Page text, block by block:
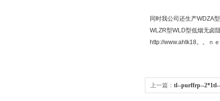
同时我公司还生产WDZA
WLZR型WLD型低烟无卤
http://www.ahtk18。。ｎ
上一篇： tl--purffrp--